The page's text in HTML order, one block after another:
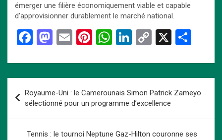
émerger une filière économiquement viable et capable
d’approvisionner durablement le marché national.
F
ce
o
o
k
M
st
o
d
o
n
E
ail
Pi
er
t
W
at
s
A
p
p
Li
ke
dI
n
C
py
Li
n
k
X
ta
er
de
l’article
Royaume-Uni : le Camerounais Simon Patrick Zameyo
sélectionné pour un programme d’excellence
Tennis : le tournoi Neptune Gaz-Hilton couronne ses